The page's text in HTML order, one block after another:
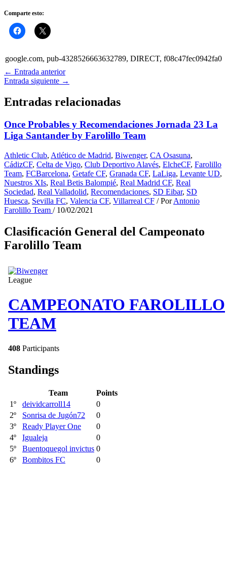
Comparte esto:
google.com, pub-4328526663632789, DIRECT, f08c47fec0942fa0
← Entrada anterior
Entrada siguiente →
Entradas relacionadas
Once Probables y Recomendaciones Jornada 23 La
Liga Santander by Farolillo Team
Athletic Club, Atlético de Madrid, Biwenger, CA Osasuna,
CádizCF, Celta de Vigo, Club Deportivo Alavés, ElcheCF, Farolillo
Team, FCBarcelona, Getafe CF, Granada CF, LaLiga, Levante UD,
Nuestros XIs, Real Betis Balompié, Real Madrid CF, Real
Sociedad, Real Valladolid, Recomendaciones, SD Eibar, SD
Huesca, Sevilla FC, Valencia CF, Villarreal CF / PorAntonio
Farolillo Team / 10/02/2021
Clasificación General del Campeonato
Farolillo Team